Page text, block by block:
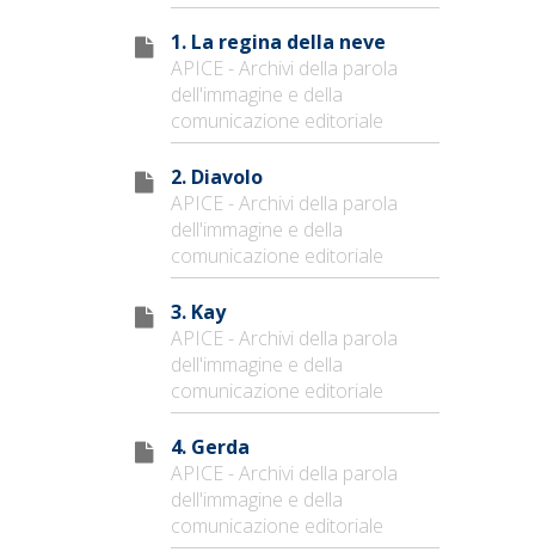
1. La regina della neve
APICE - Archivi della parola
dell'immagine e della
comunicazione editoriale
2. Diavolo
APICE - Archivi della parola
dell'immagine e della
comunicazione editoriale
3. Kay
APICE - Archivi della parola
dell'immagine e della
comunicazione editoriale
4. Gerda
APICE - Archivi della parola
dell'immagine e della
comunicazione editoriale